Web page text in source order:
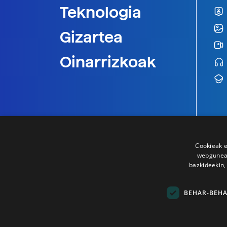
Teknologia
Gizartea
Oinarrizkoak
Cookieak
BEHAR-